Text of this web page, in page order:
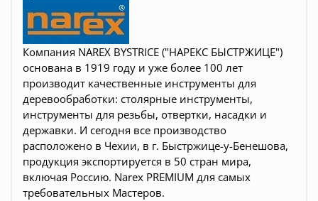
Компания NAREX BYSTRICE ("НАРЕКС БЫСТРЖИЦЕ")
основана в 1919 году и уже более 100 лет
производит качественные инструменты для
деревообработки: столярные инструменты,
инструменты для резьбы, отвертки, насадки и
державки. И сегодня все производство
расположено в Чехии, в г. Быстржице-у-Бенешова,
продукция экспортируется в 50 стран мира,
включая Россию. Narex PREMIUM для самых
требовательных Мастеров.